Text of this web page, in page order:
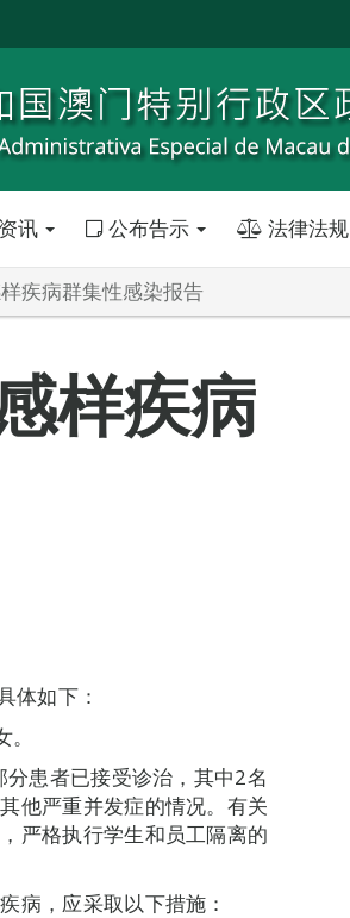
讯 公布告示 法律法规
疾病群集性感染报告
样疾病
体如下：
患者已接受诊治，其中2名
他严重并发症的情况。有关
严格执行学生和员工隔离的
病，应采取以下措施：